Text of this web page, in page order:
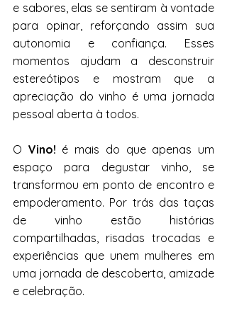
e sabores, elas se sentiram à vontade
para opinar, reforçando assim sua
autonomia e confiança. Esses
momentos ajudam a desconstruir
estereótipos e mostram que a
apreciação do vinho é uma jornada
pessoal aberta à todos.
O Vino! é mais do que apenas um
espaço para degustar vinho, se
transformou em ponto de encontro e
empoderamento. Por trás das taças
de vinho estão histórias
compartilhadas, risadas trocadas e
experiências que unem mulheres em
uma jornada de descoberta, amizade
e celebração.